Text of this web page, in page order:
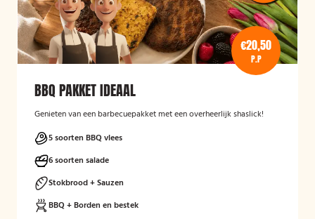
€20,50
P.P
BBQ PAKKET IDEAAL
Genieten van een barbecuepakket met een overheerlijk shaslick!
5 soorten BBQ vlees
6 soorten salade
Stokbrood + Sauzen
BBQ + Borden en bestek